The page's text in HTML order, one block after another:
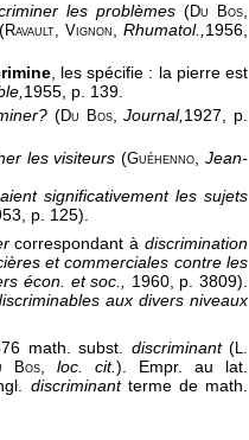
les problèmes(Du Bos,
(Ravault, Vignon,Rhumatol.,1956,
, les spécifie : la pierre est
1955, p. 139.
(Du Bos,Journal,1927, p.
les visiteurs (Guéhenno,Jean-
significativement les sujets
, p. 125).
correspondant àdiscrimination
et commerciales contre les
écon. et soc., 1960, p. 3809).
aux divers niveaux
math. subst. discriminant(L.
Bos, loc. cit.). Empr. au lat.
discriminantterme de math.